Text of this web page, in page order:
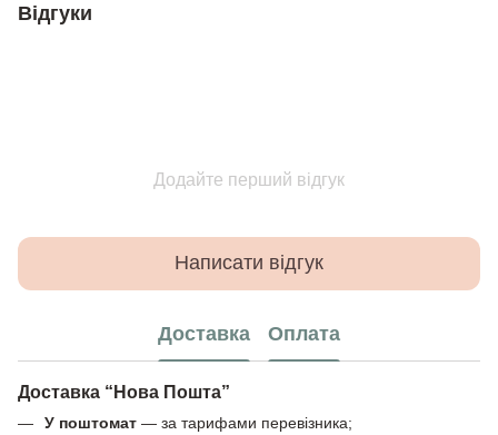
Відгуки
Додайте перший відгук
Написати відгук
Доставка Оплата
Доставка “Нова Пошта”
У поштомат — за тарифами перевізника;